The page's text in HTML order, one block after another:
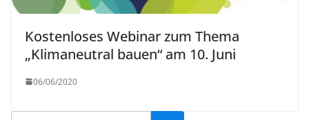
Kostenloses Webinar zum Thema
„Klimaneutral bauen“ am 10. Juni
06/06/2020